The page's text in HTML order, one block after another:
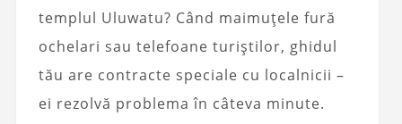
templul Uluwatu? Când maimuțele fură
ochelari sau telefoane turiștilor, ghidul
tău are contracte speciale cu localnicii –
ei rezolvă problema în câteva minute.